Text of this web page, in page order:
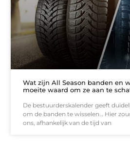
Wat zijn All Season banden en
moeite waard om ze aan te
De bestuurderskalender geeft
om de banden te wisselen… Hier
ons, afhankelijk van de tijd van